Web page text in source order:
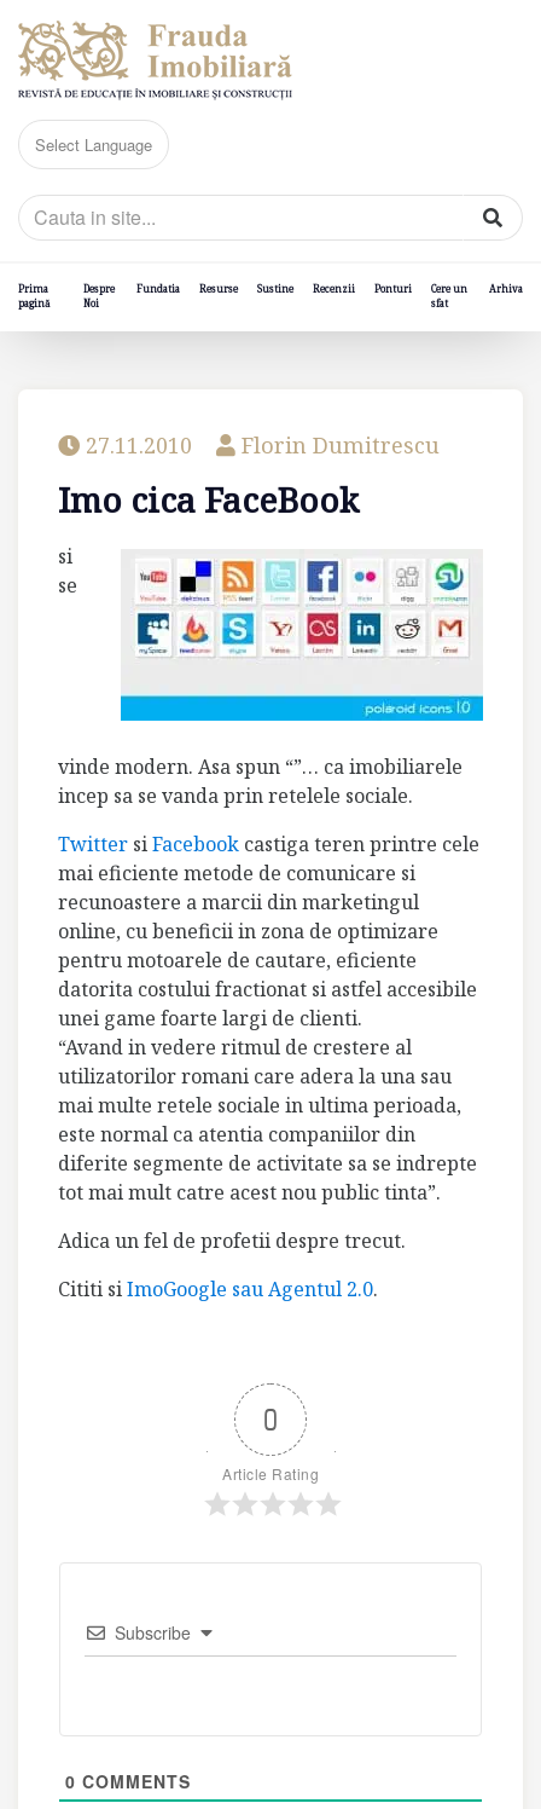
Prima
pagină
Despre
Noi
Fundatia Resurse Sustine Recenzii Ponturi
Cere un
sfat
Arhiva
27.11.2010 Florin Dumitrescu
Imo cica FaceBook
si
se
vinde modern. Asa spun “”… ca imobiliarele
incep sa se vanda prin retelele sociale.
Twitter siFacebook castiga teren printre cele
mai eficiente metode de comunicare si
recunoastere a marcii din marketingul
online, cu beneficii in zona de optimizare
pentru motoarele de cautare, eficiente
datorita costului fractionat si astfel accesibile
unei game foarte largi de clienti.
“Avand in vedere ritmul de crestere al
utilizatorilor romani care adera la una sau
mai multe retele sociale in ultima perioada,
este normal ca atentia companiilor din
diferite segmente de activitate sa se indrepte
tot mai mult catre acest nou public tinta”.
Adica un fel de profetii despre trecut.
Cititi siImoGoogle sau Agentul 2.0.
0
Article Rating
Subscribe
0 COMMENTS